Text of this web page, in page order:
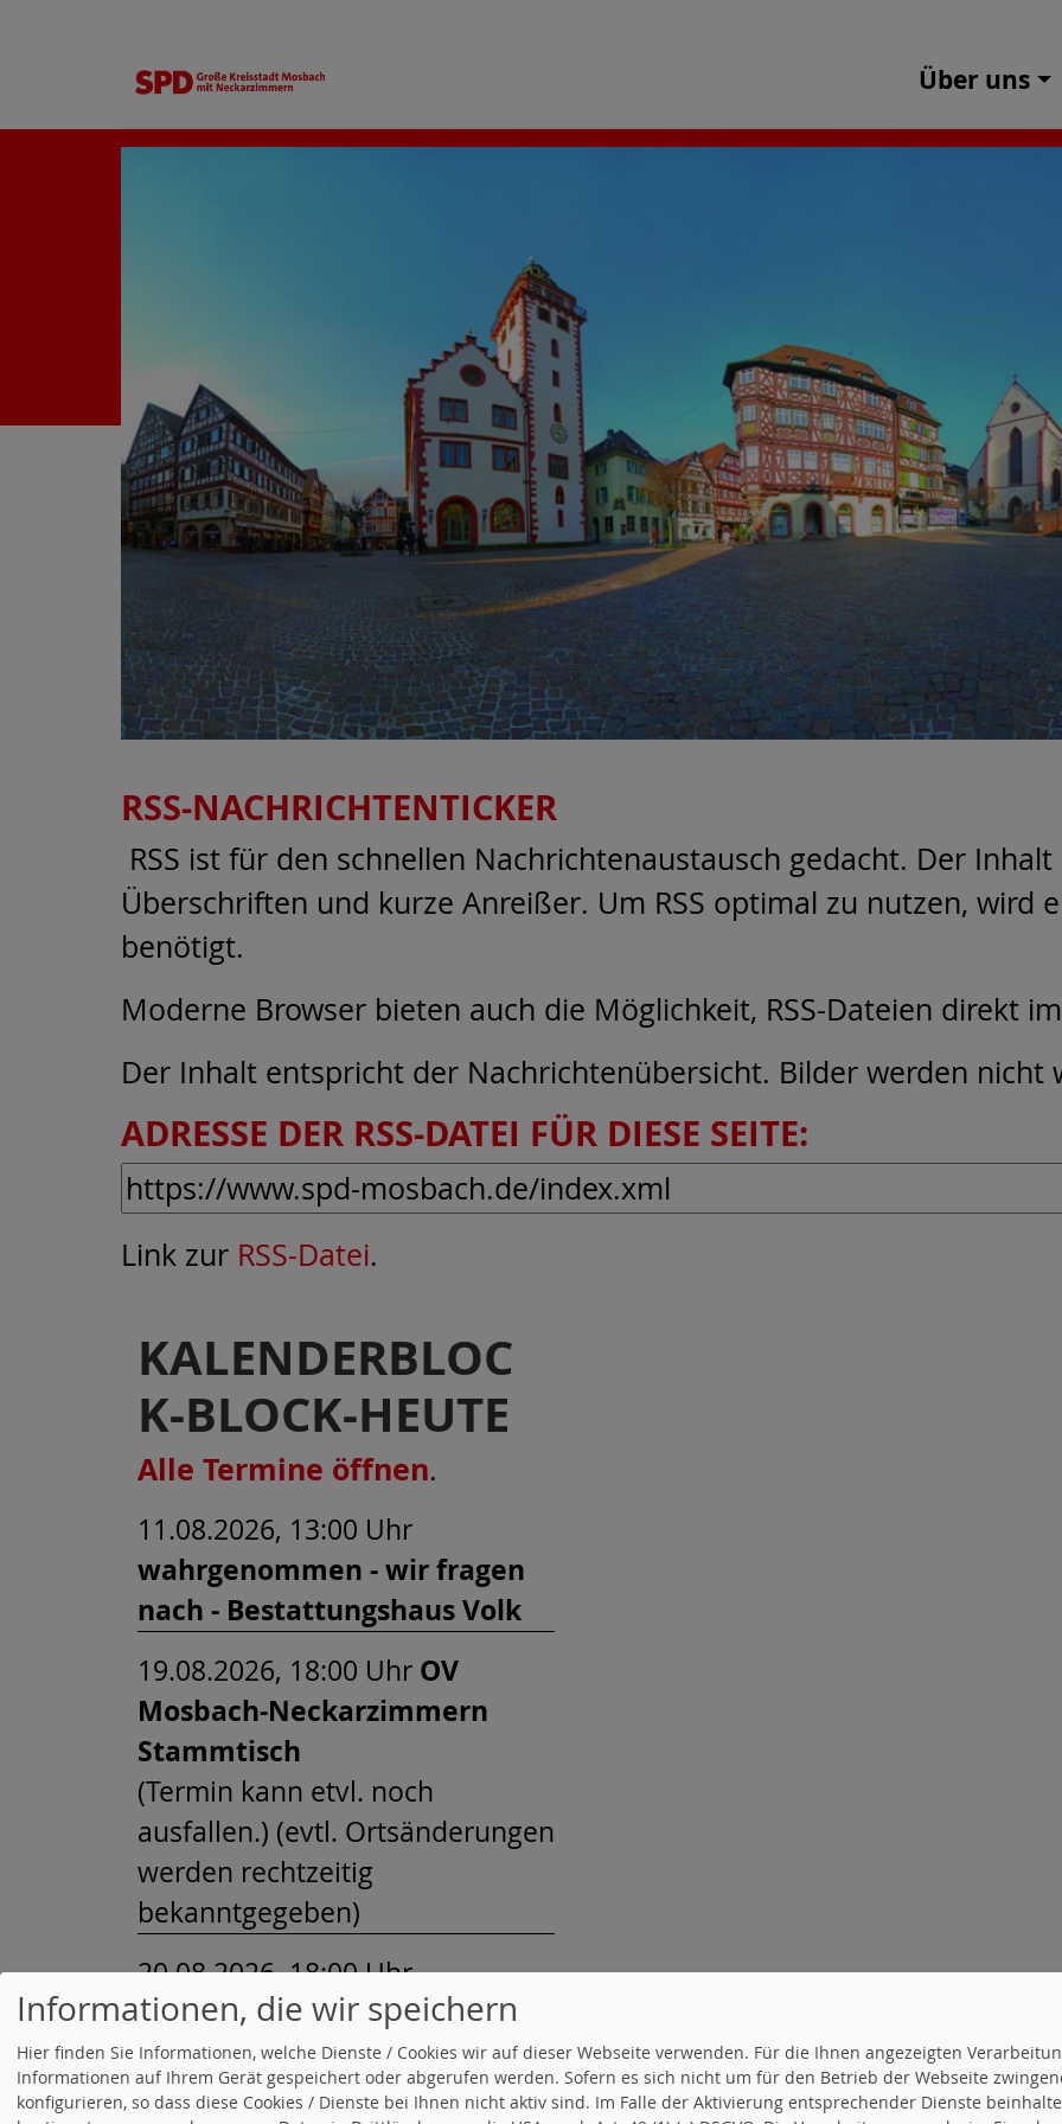
Über uns
RSS-NACHRICHTENTICKER
RSS ist für den schnellen Nachrichtenaustausch gedacht. Der
Überschriften und kurze Anreißer. Um RSS optimal zu nutzen, wird
benötigt.
Moderne Browser bieten auch die Möglichkeit, RSS-Dateien direkt
Der Inhalt entspricht der Nachrichtenübersicht. Bilder werden nicht
ADRESSE DER RSS-DATEI FÜR DIESE SEITE:
Link zur RSS-Datei.
KALENDERBLOC
K-BLOCK-HEUTE
Alle Termine öffnen.
11.08.2026, 13:00 Uhr
wahrgenommen - wir fragen
nach - Bestattungshaus Volk
19.08.2026, 18:00 Uhr OV
Mosbach-Neckarzimmern
Stammtisch
(Termin kann etvl. noch
ausfallen.) (evtl. Ortsänderungen
werden rechtzeitig
bekanntgegeben)
20.08.2026, 18:00 Uhr -
20:00 UhrBürgersprechstunde
- Wo drückt der Schuh?
Diese Sprechstunde soll den
Informationen, die wir speichern
Hier finden Sie Informationen, welche Dienste / Cookies wir auf dieser Webseite verwenden. Für die Ihnen angezeigten
Informationen auf Ihrem Gerät gespeichert oder abgerufen werden. Sofern es sich nicht um für den Betrieb der Webseite
konfigurieren, so dass diese Cookies / Dienste bei Ihnen nicht aktiv sind. Im Falle der Aktivierung entsprechender Dienste